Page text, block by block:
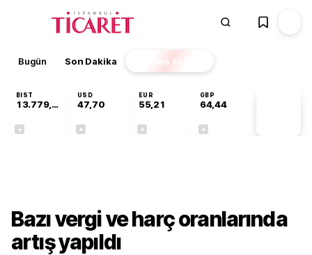
Bugün Son Dakika Finans EKSTRA
BIST
13.779,39
USD
47,70
EUR
55,21
GBP
64,44
Bazı vergi ve harç oranlarında
artış yapıldı